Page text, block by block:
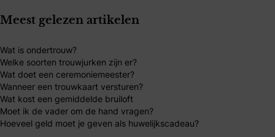
Meest gelezen artikelen
Wat is ondertrouw?
Welke soorten trouwjurken zijn er?
Wat doet een ceremoniemeester?
Wanneer een trouwkaart versturen?
Wat kost een gemiddelde bruiloft
Moet ik de vader om de hand vragen?
Hoeveel geld moet je geven als huwelijkscadeau?